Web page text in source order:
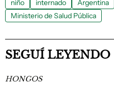
niño internado Argentina
Ministerio de Salud Pública
SEGUÍ LEYENDO
HONGOS